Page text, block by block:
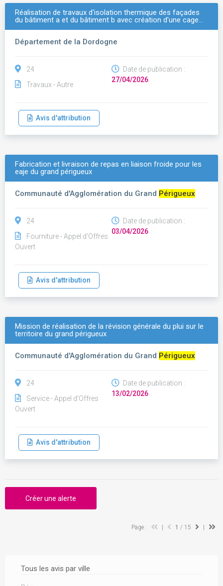
Tous les avis par ville
Réalisation de travaux d'isolation thermique des façades
du bâtiment a et du bâtiment b avec création d'une cage…
Département de la Dordogne
24
Travaux - Autre
Date de publication :
27/04/2026
Avis d'attribution
Fabrication et livraison de repas en liaison froide pour les
eaje du grand périgueux
Communauté d'Agglomération du Grand Périgueux
24
Fourniture - Appel d'Offres
Ouvert
Date de publication :
03/04/2026
Avis d'attribution
Mission de réalisation de la révision générale du plui sur le
territoire du grand périgueux
Communauté d'Agglomération du Grand Périgueux
24
Service - Appel d'Offres
Ouvert
Date de publication :
13/02/2026
Avis d'attribution
Créer une alerte
Page : 1 / 15